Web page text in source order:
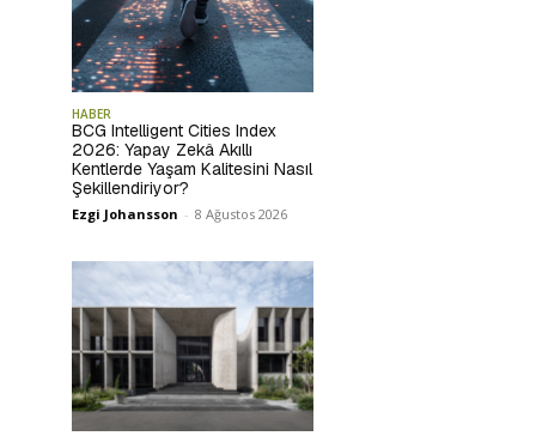
HABER
BCG Intelligent Cities Index
2026: Yapay Zekâ Akıllı
Kentlerde Yaşam Kalitesini Nasıl
Şekillendiriyor?
Ezgi Johansson - 8 Ağustos 2026